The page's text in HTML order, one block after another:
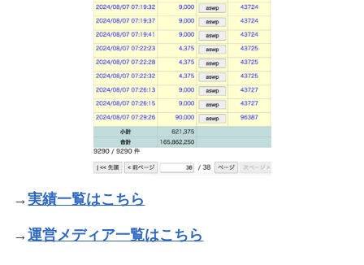
→実績一覧はこちら
→運営メディア一覧はこちら